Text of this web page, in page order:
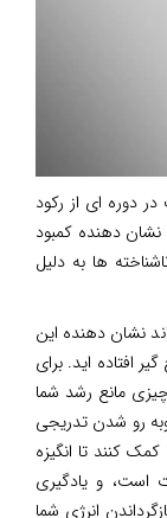
دوره ای از رکود
نشان دهنده کمبود
ها به دلیل
نشان دهنده این
افتاده اید. برای
مانع رشد شما
رو شدن تدریجی
کنند تا انگیزه
است، و یادگیری
انرژی شما